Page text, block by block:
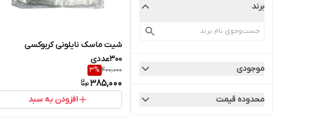
برند
موجودی
محدوده قیمت
شیت ماسک نایلونی کربوکسی
300عددی
400,000
3%
385,000
افزودن به سبد